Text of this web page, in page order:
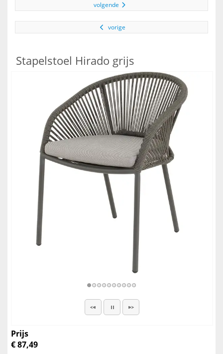
volgende
vorige
Stapelstoel Hirado grijs
Prijs
€ 87,49